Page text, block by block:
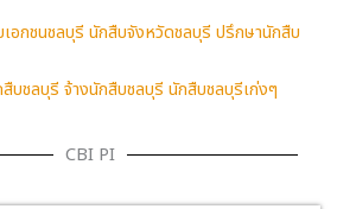
อกชนชลบุรี นักสืบจังหวัดชลบุรี ปรึกษานักสืบ
บชลบุรี จ้างนักสืบชลบุรี นักสืบชลบุรีเก่งๆ
CBI PI